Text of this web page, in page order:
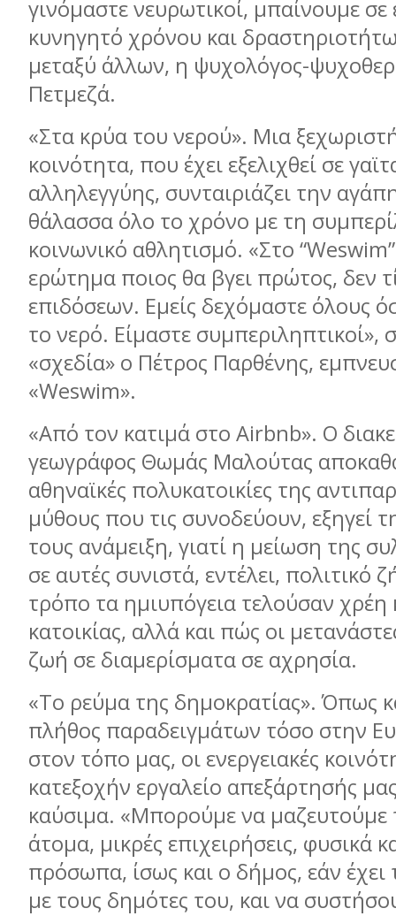
γινόμαστε νευρωτικοί, μπαίνουμε σε
κυνηγητό χρόνου και
μεταξύ άλλων, η ψυχολόγος-
Πετμεζά.
«Στα κρύα του νερού». Μια
κοινότητα, που έχει εξελιχθεί σε
αλληλεγγύης, συνταιριάζει την
θάλασσα όλο το χρόνο με τη
κοινωνικό αθλητισμό. «Στο
ερώτημα ποιος θα βγει πρώτος, δεν
επιδόσεων. Εμείς δεχόμαστε όλους
το νερό. Είμαστε συμπεριληπτικοί»,
«σχεδία» ο Πέτρος Παρθένης,
«Weswim».
«Από τον κατιμά στο Airbnb». Ο
γεωγράφος Θωμάς Μαλούτας
αθηναϊκές πολυκατοικίες της
μύθους που τις συνοδεύουν, εξηγεί
τους ανάμειξη, γιατί η μείωση της
σε αυτές συνιστά, εντέλει, πολιτικό
τρόπο τα ημιυπόγεια τελούσαν χρέη
κατοικίας, αλλά και πώς οι
ζωή σε διαμερίσματα σε αχρησία.
«Το ρεύμα της δημοκρατίας». Όπως
πλήθος παραδειγμάτων τόσο στην
στον τόπο μας, οι ενεργειακές
κατεξοχήν εργαλείο απεξάρτησής
καύσιμα. «Μπορούμε να μαζευτούμε
άτομα, μικρές επιχειρήσεις, φυσικά
πρόσωπα, ίσως και ο δήμος, εάν έχει
με τους δημότες του, και να